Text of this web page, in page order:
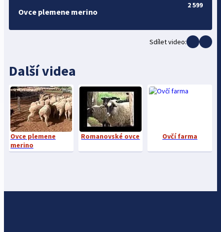
Ovce plemene merino
2 599
Sdílet video:
Další videa
Ovce plemene
merino
Romanovské ovce Ovčí farma